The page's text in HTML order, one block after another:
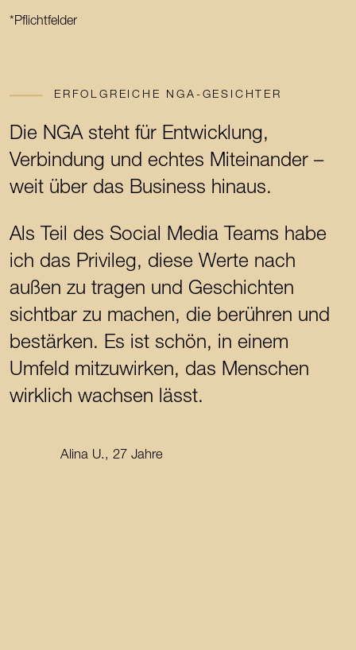
*Pflichtfelder
ERFOLGREICHE NGA-GESICHTER
Die NGA steht für Entwicklung,
Verbindung und echtes Miteinander –
weit über das Business hinaus.
Als Teil des Social Media Teams habe
ich das Privileg, diese Werte nach
außen zu tragen und Geschichten
sichtbar zu machen, die berühren und
bestärken. Es ist schön, in einem
Umfeld mitzuwirken, das Menschen
wirklich wachsen lässt.
Alina U., 27 Jahre